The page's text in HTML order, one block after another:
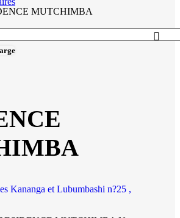
MUTCHIMBA
Kananga et Lubumbashi n?25 ,